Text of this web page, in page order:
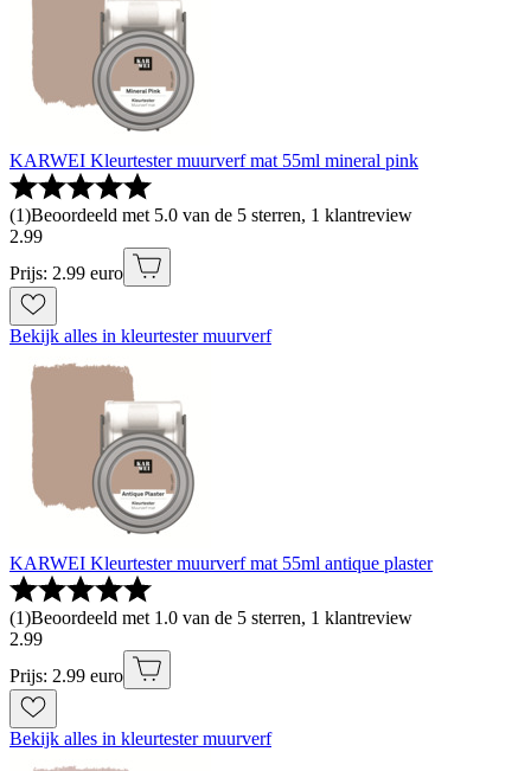
KARWEI Kleurtester muurverf mat 55ml mineral pink
(1)Beoordeeld met 5.0 van de 5 sterren, 1 klantreview
2.99
Prijs: 2.99 euro
Bekijk alles in kleurtester muurverf
KARWEI Kleurtester muurverf mat 55ml antique plaster
(1)Beoordeeld met 1.0 van de 5 sterren, 1 klantreview
2.99
Prijs: 2.99 euro
Bekijk alles in kleurtester muurverf